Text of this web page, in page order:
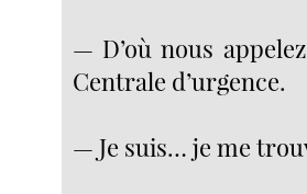
— D’où nous
Centrale d’urgence.
— Je suis… je me